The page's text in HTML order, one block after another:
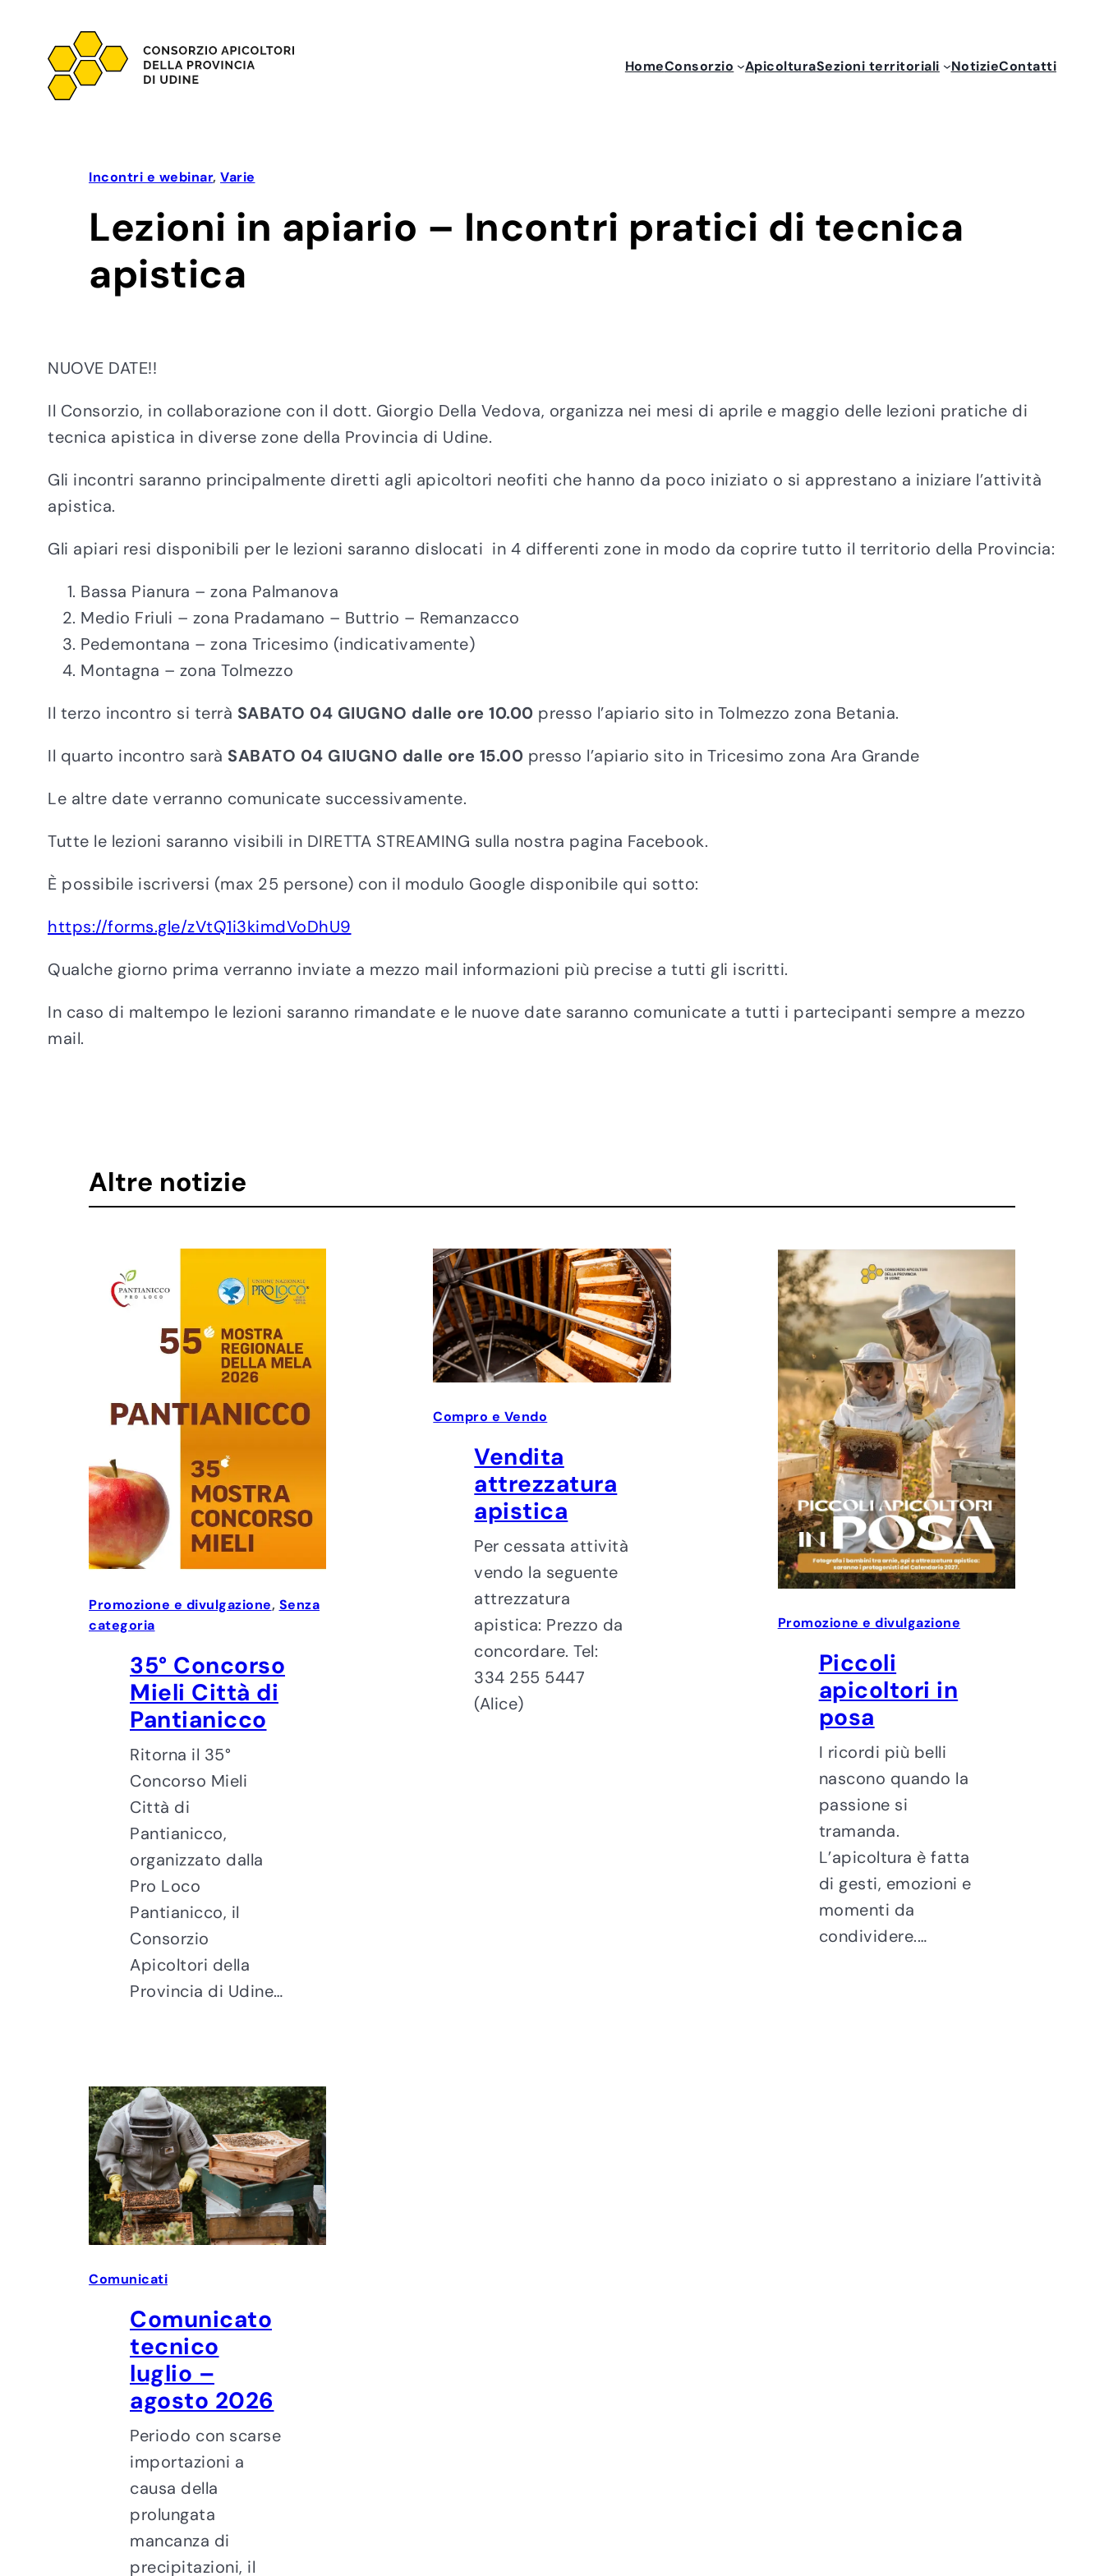
contenuto
HomeConsorzio ApicolturaSezioni territoriali NotizieContatti
Incontri e webinar, Varie
Lezioni in apiario – Incontri pratici di tecnica
apistica
NUOVE DATE!!
Il Consorzio, in collaborazione con il dott. Giorgio Della Vedova, organizza nei mesi di aprile e maggio delle lezioni pratiche di
tecnica apistica in diverse zone della Provincia di Udine.
Gli incontri saranno principalmente diretti agli apicoltori neofiti che hanno da poco iniziato o si apprestano a iniziare l’attività
apistica.
Gli apiari resi disponibili per le lezioni saranno dislocati in 4 differenti zone in modo da coprire tutto il territorio della Provincia:
Bassa Pianura – zona Palmanova
Medio Friuli – zona Pradamano – Buttrio – Remanzacco
Pedemontana – zona Tricesimo (indicativamente)
Montagna – zona Tolmezzo
Il terzo incontro si terrà SABATO 04 GIUGNO dalle ore 10.00 presso l’apiario sito in Tolmezzo zona Betania.
Il quarto incontro sarà SABATO 04 GIUGNO dalle ore 15.00 presso l’apiario sito in Tricesimo zona Ara Grande
Le altre date verranno comunicate successivamente.
Tutte le lezioni saranno visibili in DIRETTA STREAMING sulla nostra pagina Facebook.
È possibile iscriversi (max 25 persone) con il modulo Google disponibile qui sotto:
https://forms.gle/zVtQ1i3kimdVoDhU9
Qualche giorno prima verranno inviate a mezzo mail informazioni più precise a tutti gli iscritti.
In caso di maltempo le lezioni saranno rimandate e le nuove date saranno comunicate a tutti i partecipanti sempre a mezzo
mail.
Altre notizie
Promozione e divulgazione, Senza
categoria
35° Concorso
Mieli Città di
Pantianicco
Ritorna il 35°
Concorso Mieli
Città di
Pantianicco,
organizzato dalla
Pro Loco
Pantianicco, il
Consorzio
Apicoltori della
Provincia di Udine…
Compro e Vendo
Vendita
attrezzatura
apistica
Per cessata attività
vendo la seguente
attrezzatura
apistica: Prezzo da
concordare. Tel:
334 255 5447
(Alice)
Promozione e divulgazione
Piccoli
apicoltori in
posa
I ricordi più belli
nascono quando la
passione si
tramanda.
L’apicoltura è fatta
di gesti, emozioni e
momenti da
condividere.…
Comunicati
Comunicato
tecnico
luglio –
agosto 2026
Periodo con scarse
importazioni a
causa della
prolungata
mancanza di
precipitazioni, il